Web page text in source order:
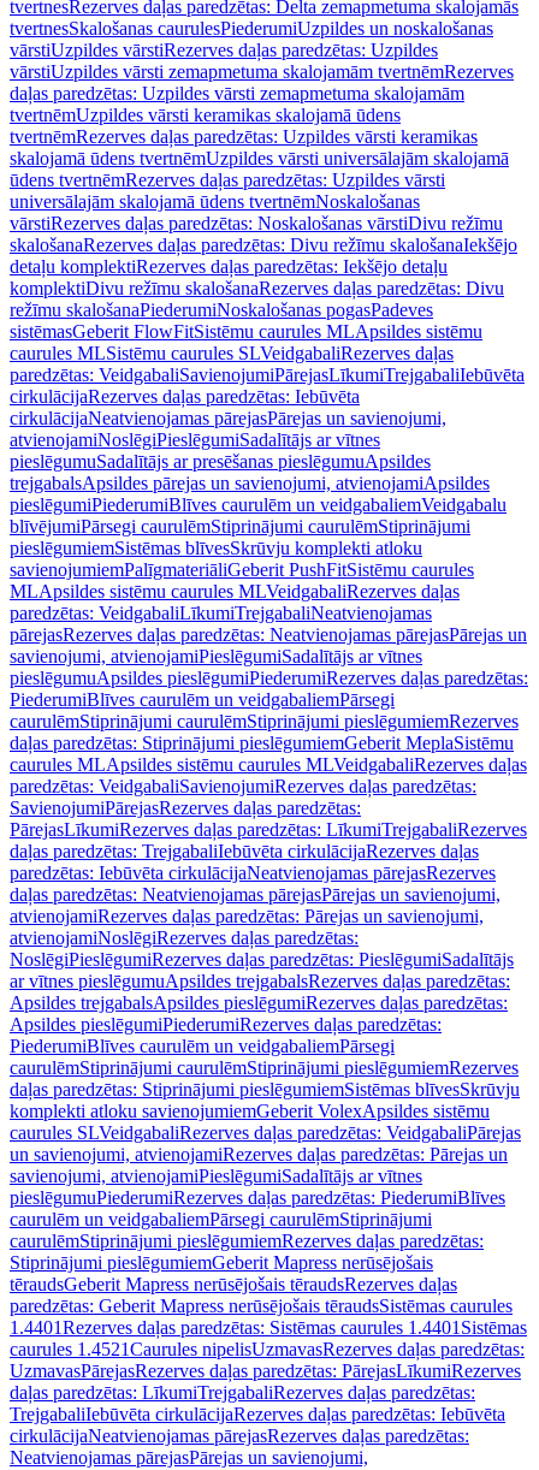
tvertnesRezerves daļas paredzētas: Delta zemapmetuma skalojamās
tvertnesSkalošanas caurulesPiederumiUzpildes un noskalošanas
vārstiUzpildes vārstiRezerves daļas paredzētas: Uzpildes
vārstiUzpildes vārsti zemapmetuma skalojamām tvertnēmRezerves
daļas paredzētas: Uzpildes vārsti zemapmetuma skalojamām
tvertnēmUzpildes vārsti keramikas skalojamā ūdens
tvertnēmRezerves daļas paredzētas: Uzpildes vārsti keramikas
skalojamā ūdens tvertnēmUzpildes vārsti universālajām skalojamā
ūdens tvertnēmRezerves daļas paredzētas: Uzpildes vārsti
universālajām skalojamā ūdens tvertnēmNoskalošanas
vārstiRezerves daļas paredzētas: Noskalošanas vārstiDivu režīmu
skalošanaRezerves daļas paredzētas: Divu režīmu skalošanaIekšējo
detaļu komplektiRezerves daļas paredzētas: Iekšējo detaļu
komplektiDivu režīmu skalošanaRezerves daļas paredzētas: Divu
režīmu skalošanaPiederumiNoskalošanas pogasPadeves
sistēmasGeberit FlowFitSistēmu caurules MLApsildes sistēmu
caurules MLSistēmu caurules SLVeidgabaliRezerves daļas
paredzētas: VeidgabaliSavienojumiPārejasLīkumiTrejgabaliIebūvēta
cirkulācijaRezerves daļas paredzētas: Iebūvēta
cirkulācijaNeatvienojamas pārejasPārejas un savienojumi,
atvienojamiNoslēgiPieslēgumiSadalītājs ar vītnes
pieslēgumuSadalītājs ar presēšanas pieslēgumuApsildes
trejgabalsApsildes pārejas un savienojumi, atvienojamiApsildes
pieslēgumiPiederumiBlīves caurulēm un veidgabaliemVeidgabalu
blīvējumiPārsegi caurulēmStiprinājumi caurulēmStiprinājumi
pieslēgumiemSistēmas blīvesSkrūvju komplekti atloku
savienojumiemPalīgmateriāliGeberit PushFitSistēmu caurules
MLApsildes sistēmu caurules MLVeidgabaliRezerves daļas
paredzētas: VeidgabaliLīkumiTrejgabaliNeatvienojamas
pārejasRezerves daļas paredzētas: Neatvienojamas pārejasPārejas un
savienojumi, atvienojamiPieslēgumiSadalītājs ar vītnes
pieslēgumuApsildes pieslēgumiPiederumiRezerves daļas paredzētas:
PiederumiBlīves caurulēm un veidgabaliemPārsegi
caurulēmStiprinājumi caurulēmStiprinājumi pieslēgumiemRezerves
daļas paredzētas: Stiprinājumi pieslēgumiemGeberit MeplaSistēmu
caurules MLApsildes sistēmu caurules MLVeidgabaliRezerves daļas
paredzētas: VeidgabaliSavienojumiRezerves daļas paredzētas:
SavienojumiPārejasRezerves daļas paredzētas:
PārejasLīkumiRezerves daļas paredzētas: LīkumiTrejgabaliRezerves
daļas paredzētas: TrejgabaliIebūvēta cirkulācijaRezerves daļas
paredzētas: Iebūvēta cirkulācijaNeatvienojamas pārejasRezerves
daļas paredzētas: Neatvienojamas pārejasPārejas un savienojumi,
atvienojamiRezerves daļas paredzētas: Pārejas un savienojumi,
atvienojamiNoslēgiRezerves daļas paredzētas:
NoslēgiPieslēgumiRezerves daļas paredzētas: PieslēgumiSadalītājs
ar vītnes pieslēgumuApsildes trejgabalsRezerves daļas paredzētas:
Apsildes trejgabalsApsildes pieslēgumiRezerves daļas paredzētas:
Apsildes pieslēgumiPiederumiRezerves daļas paredzētas:
PiederumiBlīves caurulēm un veidgabaliemPārsegi
caurulēmStiprinājumi caurulēmStiprinājumi pieslēgumiemRezerves
daļas paredzētas: Stiprinājumi pieslēgumiemSistēmas blīvesSkrūvju
komplekti atloku savienojumiemGeberit VolexApsildes sistēmu
caurules SLVeidgabaliRezerves daļas paredzētas: VeidgabaliPārejas
un savienojumi, atvienojamiRezerves daļas paredzētas: Pārejas un
savienojumi, atvienojamiPieslēgumiSadalītājs ar vītnes
pieslēgumuPiederumiRezerves daļas paredzētas: PiederumiBlīves
caurulēm un veidgabaliemPārsegi caurulēmStiprinājumi
caurulēmStiprinājumi pieslēgumiemRezerves daļas paredzētas:
Stiprinājumi pieslēgumiemGeberit Mapress nerūsējošais
tēraudsGeberit Mapress nerūsējošais tēraudsRezerves daļas
paredzētas: Geberit Mapress nerūsējošais tēraudsSistēmas caurules
1.4401Rezerves daļas paredzētas: Sistēmas caurules 1.4401 Sistēmas
caurules 1.4521Caurules nipelisUzmavasRezerves daļas paredzētas:
UzmavasPārejasRezerves daļas paredzētas: PārejasLīkumiRezerves
daļas paredzētas: LīkumiTrejgabaliRezerves daļas paredzētas:
TrejgabaliIebūvēta cirkulācijaRezerves daļas paredzētas: Iebūvēta
cirkulācijaNeatvienojamas pārejasRezerves daļas paredzētas:
Neatvienojamas pārejasPārejas un savienojumi,